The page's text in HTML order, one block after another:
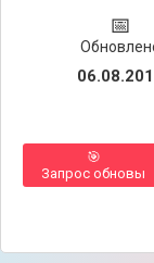
📅
🎯
Запрос обновы